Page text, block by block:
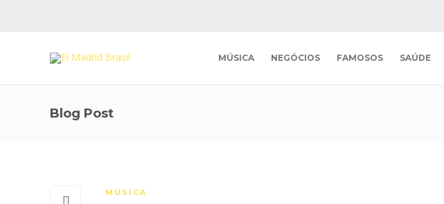
MÚSICA NEGÓCIOS FAMOSOS SAÚDE
Blog Post
MÚSICA